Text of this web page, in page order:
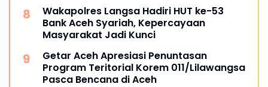
Wakapolres Langsa Hadiri HUT ke-53
Bank Aceh Syariah, Kepercayaan
Masyarakat Jadi Kunci
Getar Aceh Apresiasi Penuntasan
Program Teritorial Korem 011/Lilawangsa
Pasca Bencana di Aceh